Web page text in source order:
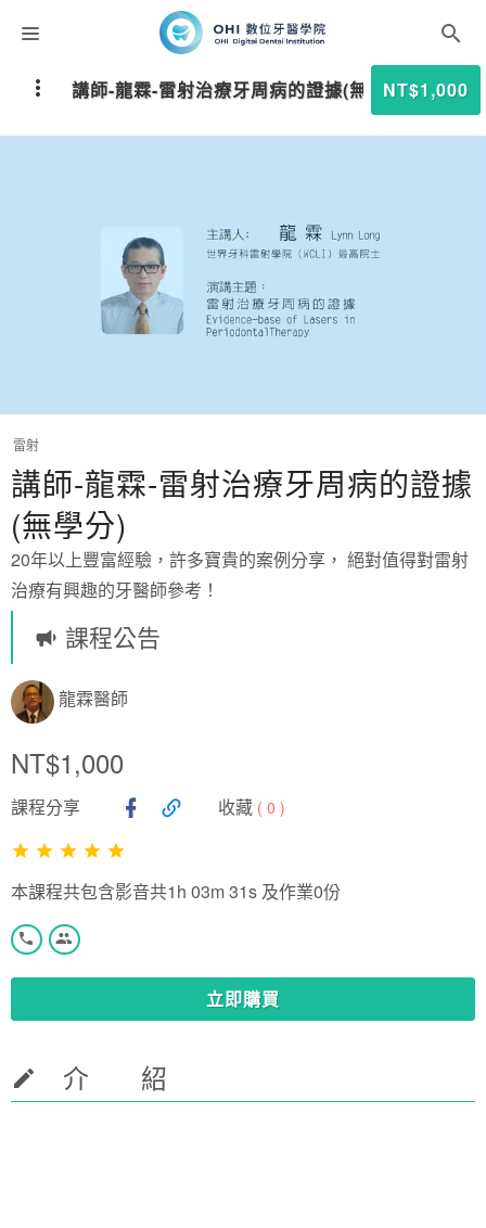
課程分類
師資團隊
折扣碼
雷射
講師-龍霖-雷射治療牙周病的證據
(無學分)
20年以上豐富經驗，許多寶貴的案例分享， 絕對值得對雷射
治療有興趣的牙醫師參考！
課程公告
龍霖醫師
NT$1,000
課程分享 收藏 ( 0 )
本課程共包含影音共1h 03m 31s 及作業0份
立即購買
講師-龍霖-雷射治療牙周病的證據(無學分)NT$1,000
介 紹